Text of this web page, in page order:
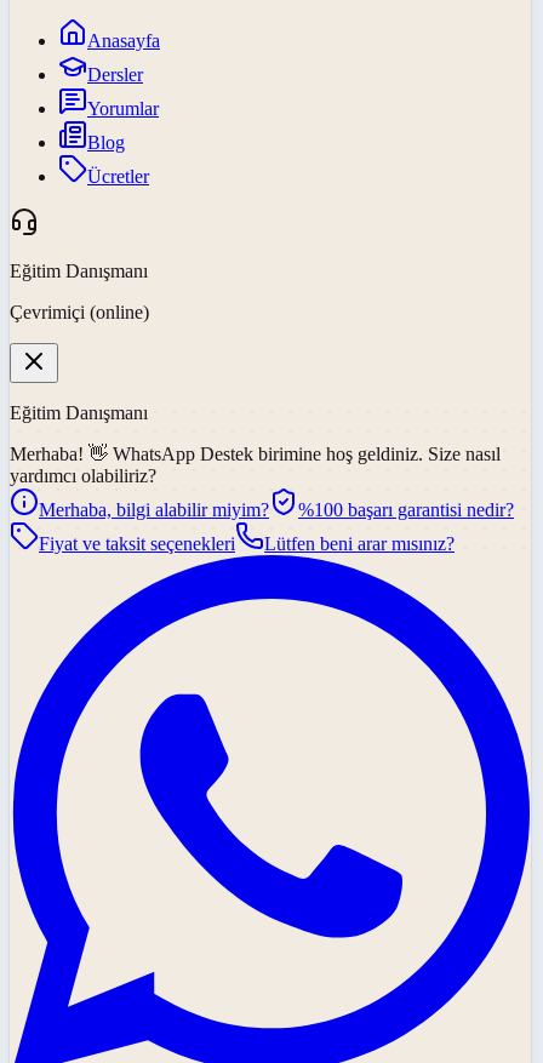
Anasayfa
Dersler
Yorumlar
Blog
Ücretler
Eğitim Danışmanı
Çevrimiçi (online)
Eğitim Danışmanı
Merhaba! 👋 WhatsApp Destek birimine hoş geldiniz. Size nasıl
yardımcı olabiliriz?
Merhaba, bilgi alabilir miyim?
%100 başarı garantisi nedir?
Fiyat ve taksit seçenekleri
Lütfen beni arar mısınız?